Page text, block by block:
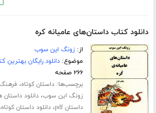
دانلود کتاب داستان‌های عامیانه کره
از:زونگ این سوب
موضوع:دانلود رایگان بهترین
۲۶۶ صفحه
برچسب‌ها:داستان کوتاه،
زونگ این سوب،دانلود داستان
داستان pdf
،دانلود داستان کوتاه